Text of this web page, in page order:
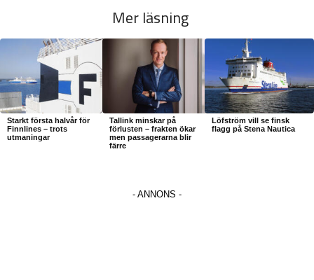
Mer läsning
Starkt första halvår för
Finnlines – trots
utmaningar
Tallink minskar på
förlusten – frakten ökar
men passagerarna blir
färre
Löfström vill se finsk
flagg på Stena Nautica